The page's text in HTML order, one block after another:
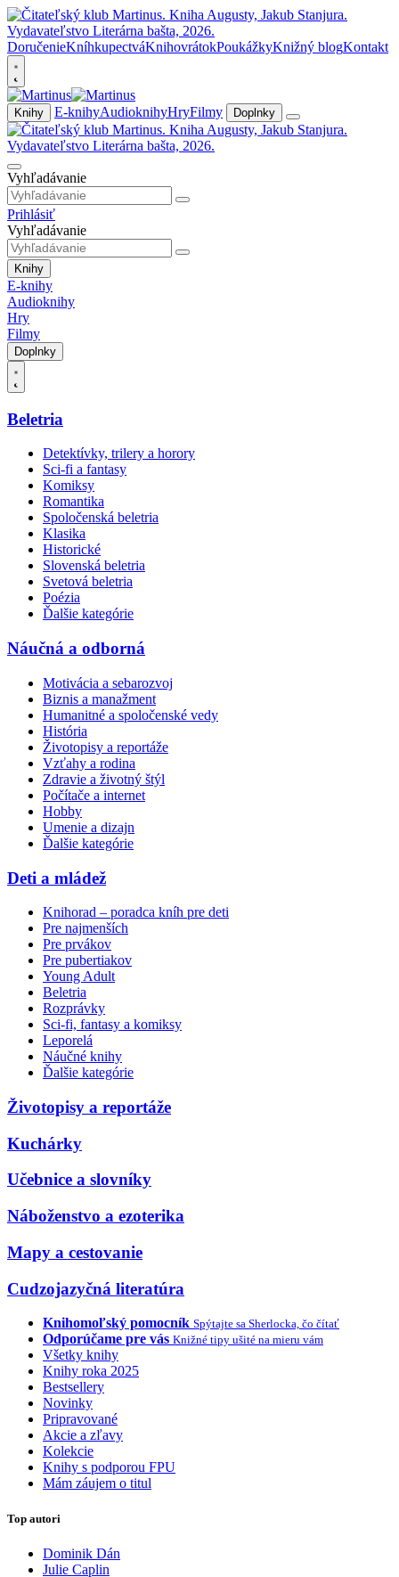
DoručenieKníhkupectváKnihovrátokPoukážkyKnižný blogKontakt
Knihy E-knihyAudioknihyHryFilmy Doplnky
Vyhľadávanie
Prihlásiť
Vyhľadávanie
Knihy
E-knihy
Audioknihy
Hry
Filmy
Doplnky
Beletria
Detektívky, trilery a horory
Sci-fi a fantasy
Komiksy
Romantika
Spoločenská beletria
Klasika
Historické
Slovenská beletria
Svetová beletria
Poézia
Ďalšie kategórie
Náučná a odborná
Motivácia a sebarozvoj
Biznis a manažment
Humanitné a spoločenské vedy
História
Životopisy a reportáže
Vzťahy a rodina
Zdravie a životný štýl
Počítače a internet
Hobby
Umenie a dizajn
Ďalšie kategórie
Deti a mládež
Knihorad – poradca kníh pre deti
Pre najmenších
Pre prvákov
Pre pubertiakov
Young Adult
Beletria
Rozprávky
Sci-fi, fantasy a komiksy
Leporelá
Náučné knihy
Ďalšie kategórie
Životopisy a reportáže
Kuchárky
Učebnice a slovníky
Náboženstvo a ezoterika
Mapy a cestovanie
Cudzojazyčná literatúra
Knihomoľský pomocník Spýtajte sa Sherlocka, čo čítať
Odporúčame pre vás Knižné tipy ušité na mieru vám
Všetky knihy
Knihy roka 2025
Bestsellery
Novinky
Pripravované
Akcie a zľavy
Kolekcie
Knihy s podporou FPU
Mám záujem o titul
Top autori
Dominik Dán
Julie Caplin